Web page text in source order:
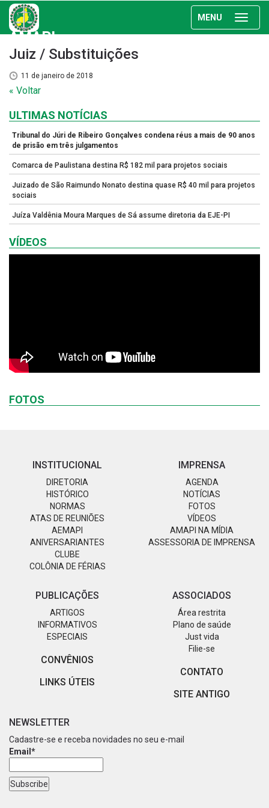
MENU
AMAPI
Juiz / Substituições
11 de janeiro de 2018
« Voltar
ULTIMAS NOTÍCIAS
Tribunal do Júri de Ribeiro Gonçalves condena réus a mais de 90 anos
de prisão em três julgamentos
Comarca de Paulistana destina R$ 182 mil para projetos sociais
Juizado de São Raimundo Nonato destina quase R$ 40 mil para projetos
sociais
Juíza Valdênia Moura Marques de Sá assume diretoria da EJE-PI
VÍDEOS
FOTOS
INSTITUCIONAL
DIRETORIA
HISTÓRICO
NORMAS
ATAS DE REUNIÕES
AEMAPI
ANIVERSARIANTES
CLUBE
COLÔNIA DE FÉRIAS
IMPRENSA
AGENDA
NOTÍCIAS
FOTOS
VÍDEOS
AMAPI NA MÍDIA
ASSESSORIA DE IMPRENSA
PUBLICAÇÕES
ARTIGOS
INFORMATIVOS
ESPECIAIS
CONVÊNIOS
LINKS ÚTEIS
ASSOCIADOS
Área restrita
Plano de saúde
Just vida
Filie-se
CONTATO
SITE ANTIGO
NEWSLETTER
Cadastre-se e receba novidades no seu e-mail
Email*